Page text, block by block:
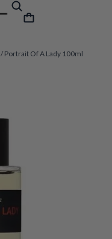
/ Portrait Of A Lady 100ml